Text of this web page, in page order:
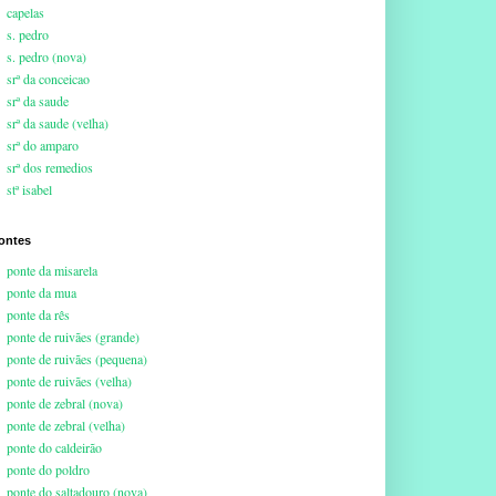
capelas
s. pedro
s. pedro (nova)
srª da conceicao
srª da saude
srª da saude (velha)
srª do amparo
srª dos remedios
stª isabel
ponte da misarela
ponte da mua
ponte da rês
ponte de ruivães (grande)
ponte de ruivães (pequena)
ponte de ruivães (velha)
ponte de zebral (nova)
ponte de zebral (velha)
ponte do caldeirão
ponte do poldro
ponte do saltadouro (nova)